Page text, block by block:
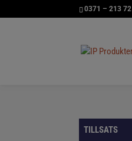
0371 – 213 72
TILLSATS